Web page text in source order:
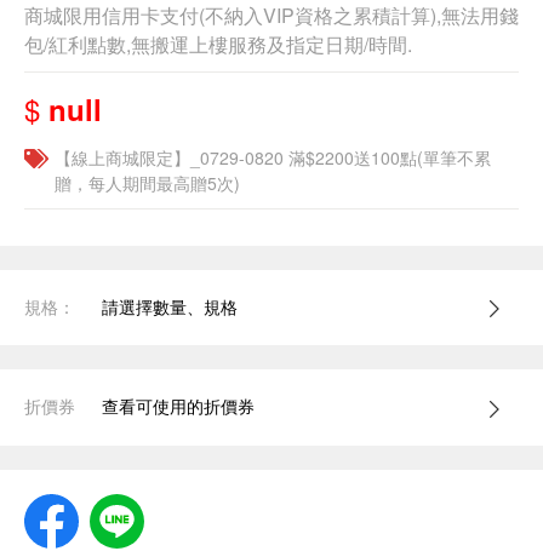
商城限用信用卡支付(不納入VIP資格之累積計算),無法用錢
包/紅利點數,無搬運上樓服務及指定日期/時間.
$ null
【線上商城限定】_0729-0820 滿$2200送100點(單筆不累
贈，每人期間最高贈5次)
規格： 請選擇數量、規格
折價券 查看可使用的折價券